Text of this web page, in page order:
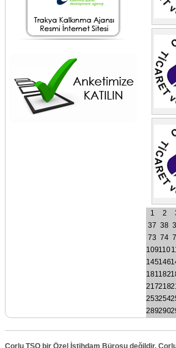
1 2
37 38
73 74
109110
145146
181182
217218
253254
289290
Çorlu TSO bir Özel İstihdam Bürosu değildir.